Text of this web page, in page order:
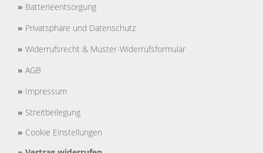
» Batterieentsorgung
» Privatsphäre und Datenschutz
» Widerrufsrecht & Muster-Widerrufsformular
» AGB
» Impressum
» Streitbeilegung
» Cookie Einstellungen